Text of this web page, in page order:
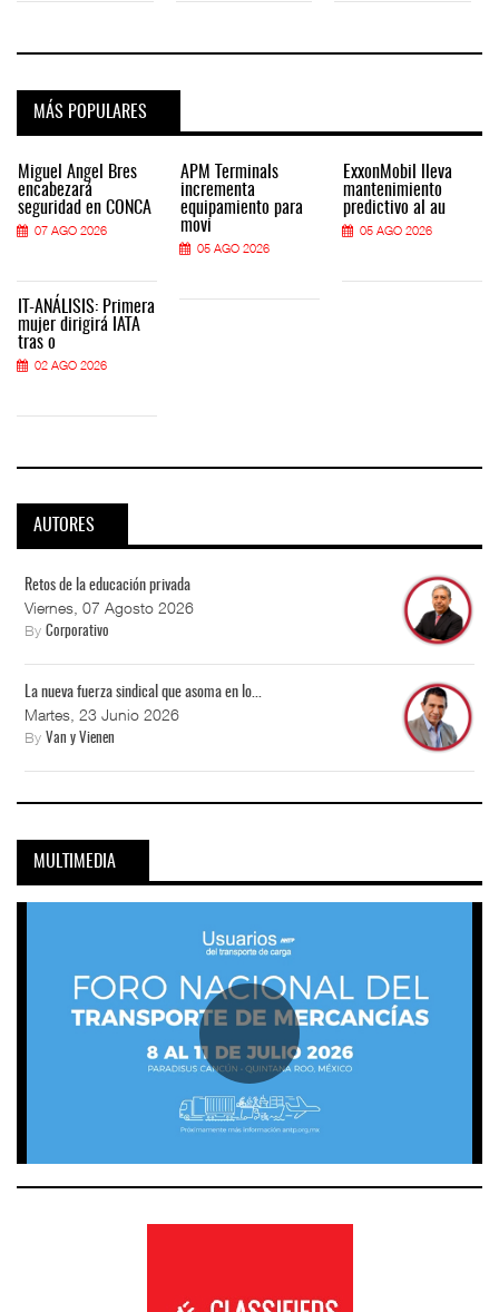
MÁS POPULARES
Miguel Ángel Bres
encabezará
seguridad en CONCA
07 AGO 2026
IT-ANÁLISIS: Primera
mujer dirigirá IATA
tras o
02 AGO 2026
APM Terminals
incrementa
equipamiento para
movi
05 AGO 2026
ExxonMobil lleva
mantenimiento
predictivo al au
05 AGO 2026
AUTORES
Retos de la educación privada
Viernes, 07 Agosto 2026
By Corporativo
La nueva fuerza sindical que asoma en lo...
Martes, 23 Junio 2026
By Van y Vienen
MULTIMEDIA